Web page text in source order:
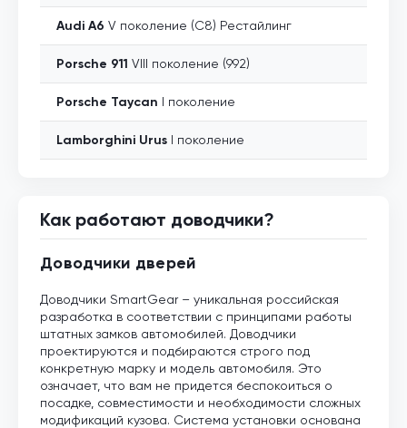
Audi A6 V поколение (C8) Рестайлинг
Porsche 911 VIII поколение (992)
Porsche Taycan I поколение
Lamborghini Urus I поколение
Как работают доводчики?
Доводчики дверей
Доводчики SmartGear – уникальная российская
разработка в соответствии с принципами работы
штатных замков автомобилей. Доводчики
проектируются и подбираются строго под
конкретную марку и модель автомобиля. Это
означает, что вам не придется беспокоиться о
посадке, совместимости и необходимости сложных
модификаций кузова. Система установки основана